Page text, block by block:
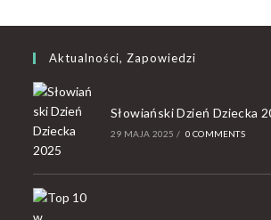
Aktualności, Zapowiedzi
Słowiański Dzień Dziecka
29 MAJA 2025 / 0 COMMENTS